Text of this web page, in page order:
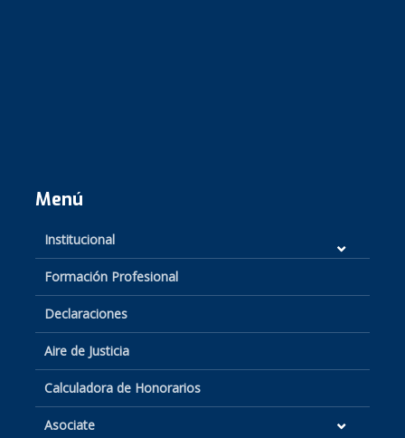
Menú
Institucional
Formación Profesional
Declaraciones
Aire de Justicia
Calculadora de Honorarios
Asociate